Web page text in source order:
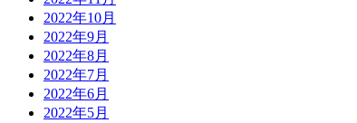
2022年10月
2022年9月
2022年8月
2022年7月
2022年6月
2022年5月